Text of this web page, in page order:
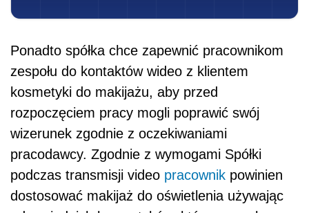
Ponadto spółka chce zapewnić pracownikom
zespołu do kontaktów wideo z klientem
kosmetyki do makijażu, aby przed
rozpoczęciem pracy mogli poprawić swój
wizerunek zgodnie z oczekiwaniami
pracodawcy. Zgodnie z wymogami Spółki
podczas transmisji video pracownik powinien
dostosować makijaż do oświetlenia używając